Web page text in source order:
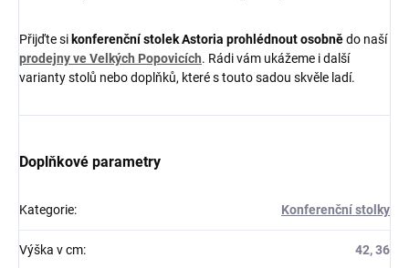
Přijďte si konferenční stolek Astoria prohlédnout osobnědo naší
prodejny ve Velkých Popovicích. Rádi vám ukážeme i další
varianty stolů nebo doplňků, které s touto sadou skvěle ladí.
Doplňkové parametry
Kategorie: Konferenční stolky
Výška v cm: 42, 36